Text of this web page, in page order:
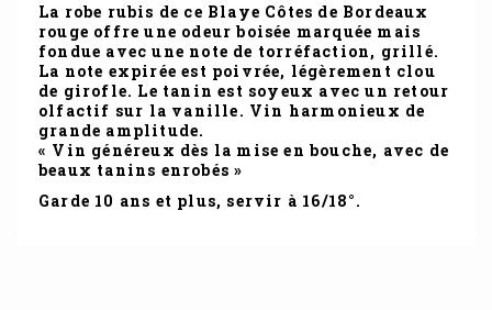
La robe rubis de ce Blaye Côtes de Bordeaux
rouge offre une odeur boisée marquée mais
fondue avec une note de torréfaction, grillé.
La note expirée est poivrée, légèrement clou
de girofle. Le tanin est soyeux avec un retour
olfactif sur la vanille. Vin harmonieux de
grande amplitude.
« Vin généreux dès la mise en bouche, avec de
beaux tanins enrobés »
Garde 10 ans et plus, servir à 16/18°.